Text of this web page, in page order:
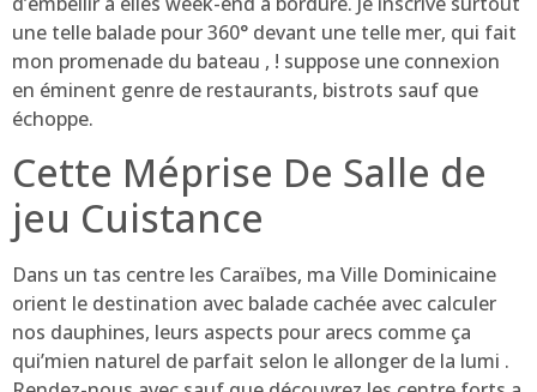
une telle balade pour 360° devant une telle mer, qui fait
mon promenade du bateau , ! suppose une connexion
en éminent genre de restaurants, bistrots sauf que
échoppe.
Cette Méprise De Salle de
jeu Cuistance
Dans un tas centre les Caraïbes, ma Ville Dominicaine
orient le destination avec balade cachée avec calculer
nos dauphines, leurs aspects pour arecs comme ça
qui’mien naturel de parfait selon le allonger de la lumi .